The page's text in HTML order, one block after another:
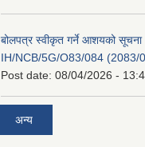
बोलपत्र स्वीकृत गर्ने आशयको सूचना
IH/NCB/5G/O83/084 (2083/
Post date: 08/04/2026 -
अन्य